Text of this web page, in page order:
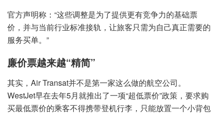
官方声明称：“这些调整是为了提供更有竞争力的基础票
价，并与当前行业标准接轨，让旅客只需为自己真正需要的
服务买单。”
廉价票越来越“精简”
其实，Air Transat并不是第一家这么做的航空公司。
WestJet早在去年5月就推出了一项“超低票价”政策，要求购
买最低票价的乘客不得携带登机行李，只能放置一个小背包